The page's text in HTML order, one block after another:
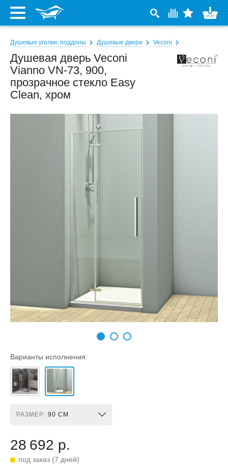
Душевые уголки, поддоны Душевые двери Veconi
Душевая дверь Veconi
Vianno VN-73, 900,
прозрачное стекло Easy
Clean, хром
Варианты исполнения:
РАЗМЕР: 90 СМ
28 692 р.
под заказ (7 дней)